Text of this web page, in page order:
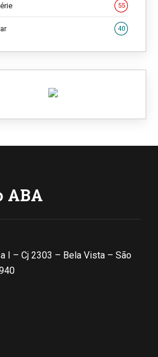
55
40
ABA
I – Cj 2303 – Bela Vista – São